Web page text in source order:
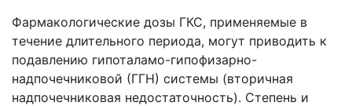
Фармакологические дозы ГКС, применяемые в
течение длительного периода, могут приводить к
подавлению гипоталамо-гипофизарно-
надпочечниковой (ГГН) системы (вторичная
надпочечниковая недостаточность). Степень и